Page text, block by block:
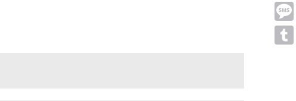
Email